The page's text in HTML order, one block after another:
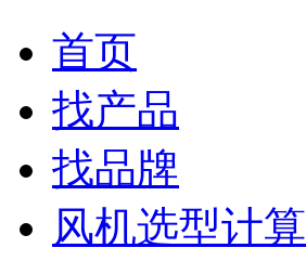
首页
找产品
找品牌
风机选型计算